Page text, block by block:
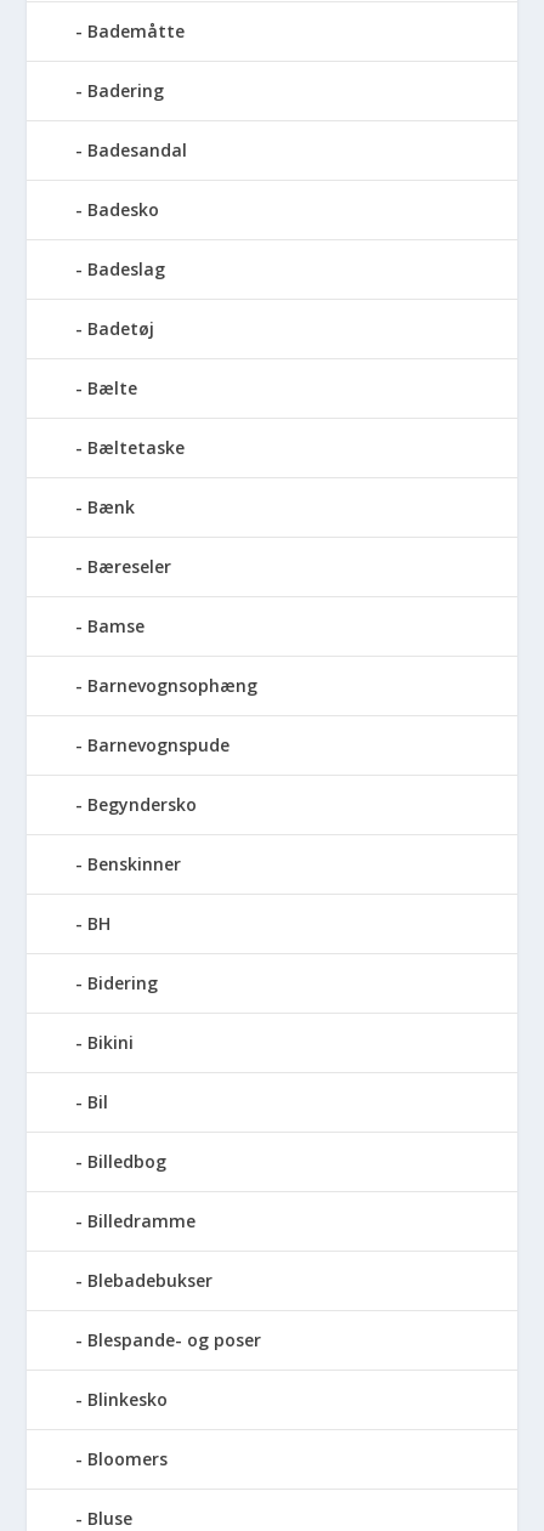
Bademåtte
Badering
Badesandal
Badesko
Badeslag
Badetøj
Bælte
Bæltetaske
Bænk
Bæreseler
Bamse
Barnevognsophæng
Barnevognspude
Begyndersko
Benskinner
BH
Bidering
Bikini
Bil
Billedbog
Billedramme
Blebadebukser
Blespande- og poser
Blinkesko
Bloomers
Bluse